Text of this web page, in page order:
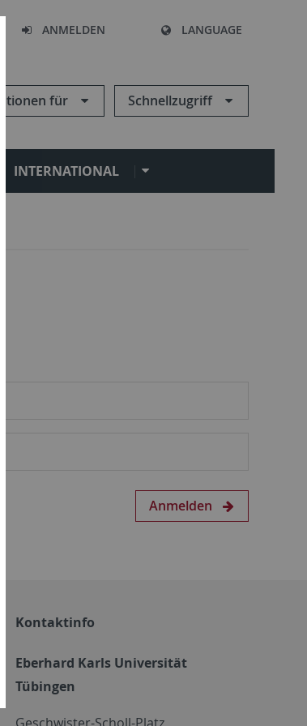
ANMELDEN LANGUAGE
für Schnellzugriff
INTERNATIONAL
Anmelden
Kontaktinfo
Eberhard Karls Universität
Tübingen